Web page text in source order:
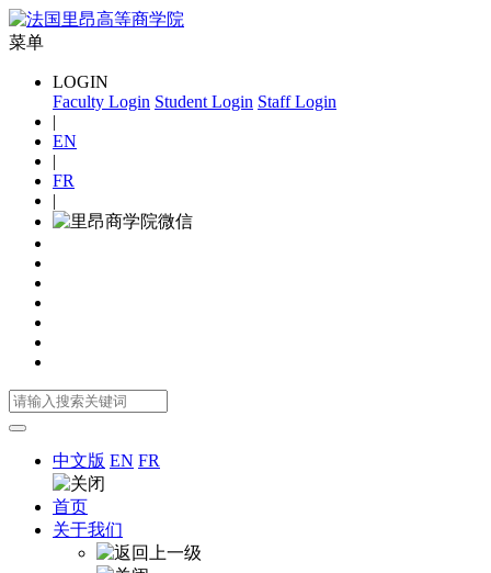
菜单
LOGIN
Faculty Login Student Login Staff Login
|
EN
|
FR
|
中文版 EN FR
首页
关于我们